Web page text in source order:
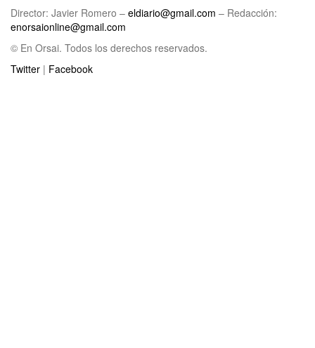
Director: Javier Romero – eldiario@gmail.com – Redacción:
enorsaionline@gmail.com
© En Orsai. Todos los derechos reservados.
Twitter | Facebook